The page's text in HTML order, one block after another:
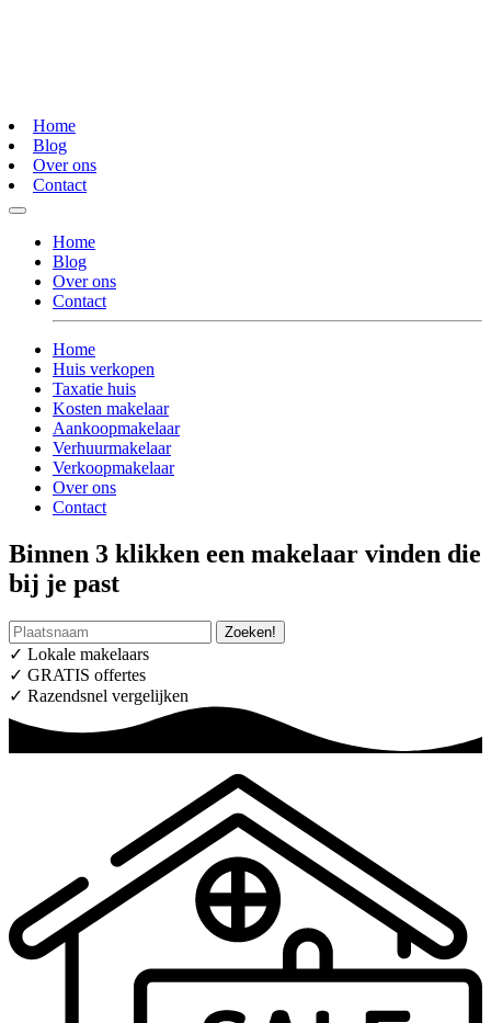
Home
Blog
Over ons
Contact
Home
Blog
Over ons
Contact
Home
Huis verkopen
Taxatie huis
Kosten makelaar
Aankoopmakelaar
Verhuurmakelaar
Verkoopmakelaar
Over ons
Contact
Binnen 3 klikken een makelaar vinden die
bij je past
✓ Lokale makelaars
✓ GRATIS offertes
✓ Razendsnel vergelijken